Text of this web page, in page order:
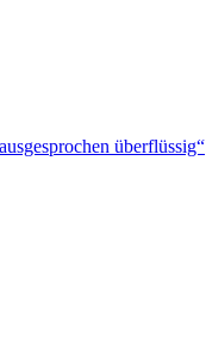
überflüssig“